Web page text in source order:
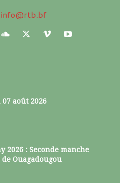
info@rtb.bf
07 août 2026
2026 : Seconde manche
Ouagadougou